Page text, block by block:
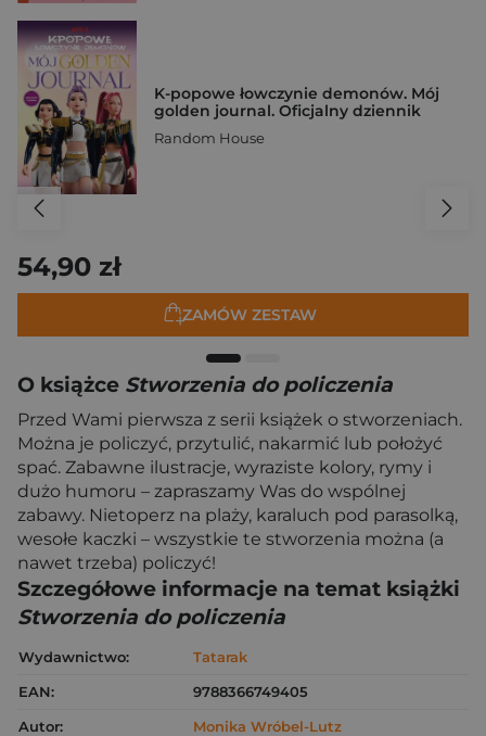
K-popowe łowczynie demonów. Mój
golden journal. Oficjalny dziennik
Random House
54,90 zł
ZAMÓW ZESTAW
O książce Stworzenia do policzenia
Przed Wami pierwsza z serii książek o stworzeniach.
Można je policzyć, przytulić, nakarmić lub położyć
spać. Zabawne ilustracje, wyraziste kolory, rymy i
dużo humoru – zapraszamy Was do wspólnej
zabawy. Nietoperz na plaży, karaluch pod parasolką,
wesołe kaczki – wszystkie te stworzenia można (a
nawet trzeba) policzyć!
Szczegółowe informacje na temat książki
Stworzenia do policzenia
Wydawnictwo:
Tatarak
EAN:
9788366749405
Autor:
Monika Wróbel-Lutz